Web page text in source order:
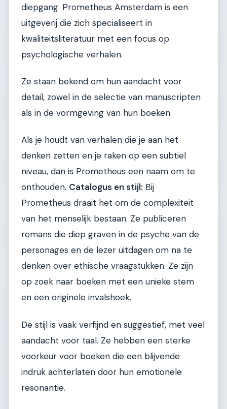
diepgang. Prometheus Amsterdam is een
uitgeverij die zich specialiseert in
kwaliteitsliteratuur met een focus op
psychologische verhalen.
Ze staan bekend om hun aandacht voor
detail, zowel in de selectie van manuscripten
als in de vormgeving van hun boeken.
Als je houdt van verhalen die je aan het
denken zetten en je raken op een subtiel
niveau, dan is Prometheus een naam om te
onthouden. Catalogus en stijl: Bij
Prometheus draait het om de complexiteit
van het menselijk bestaan. Ze publiceren
romans die diep graven in de psyche van de
personages en de lezer uitdagen om na te
denken over ethische vraagstukken. Ze zijn
op zoek naar boeken met een unieke stem
en een originele invalshoek.
De stijl is vaak verfijnd en suggestief, met veel
aandacht voor taal. Ze hebben een sterke
voorkeur voor boeken die een blijvende
indruk achterlaten door hun emotionele
resonantie.